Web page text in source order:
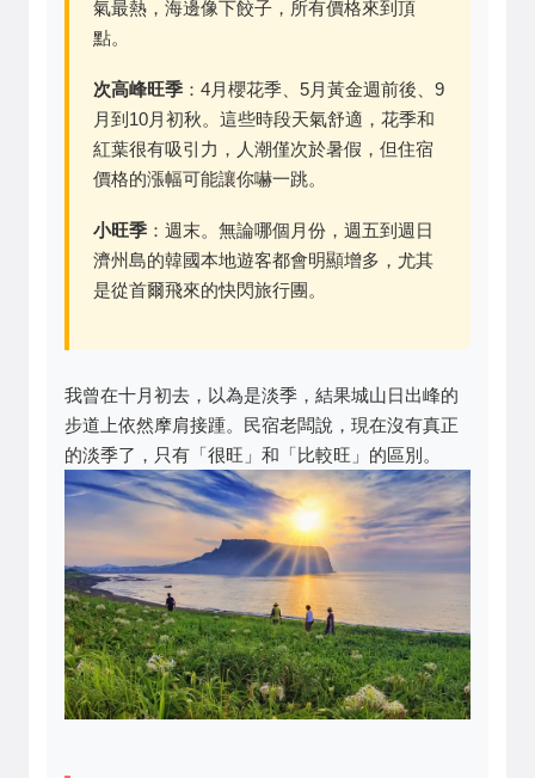
氣最熱，海邊像下餃子，所有價格來到頂
點。
次高峰旺季 ：4月櫻花季、5月黃金週前後、9
月到10月初秋。這些時段天氣舒適，花季和
紅葉很有吸引力，人潮僅次於暑假，但住宿
價格的漲幅可能讓你嚇一跳。
小旺季 ：週末。無論哪個月份，週五到週日
濟州島的韓國本地遊客都會明顯增多，尤其
是從首爾飛來的快閃旅行團。
我曾在十月初去，以為是淡季，結果城山日出峰的
步道上依然摩肩接踵。民宿老闆說，現在沒有真正
的淡季了，只有「很旺」和「比較旺」的區別。